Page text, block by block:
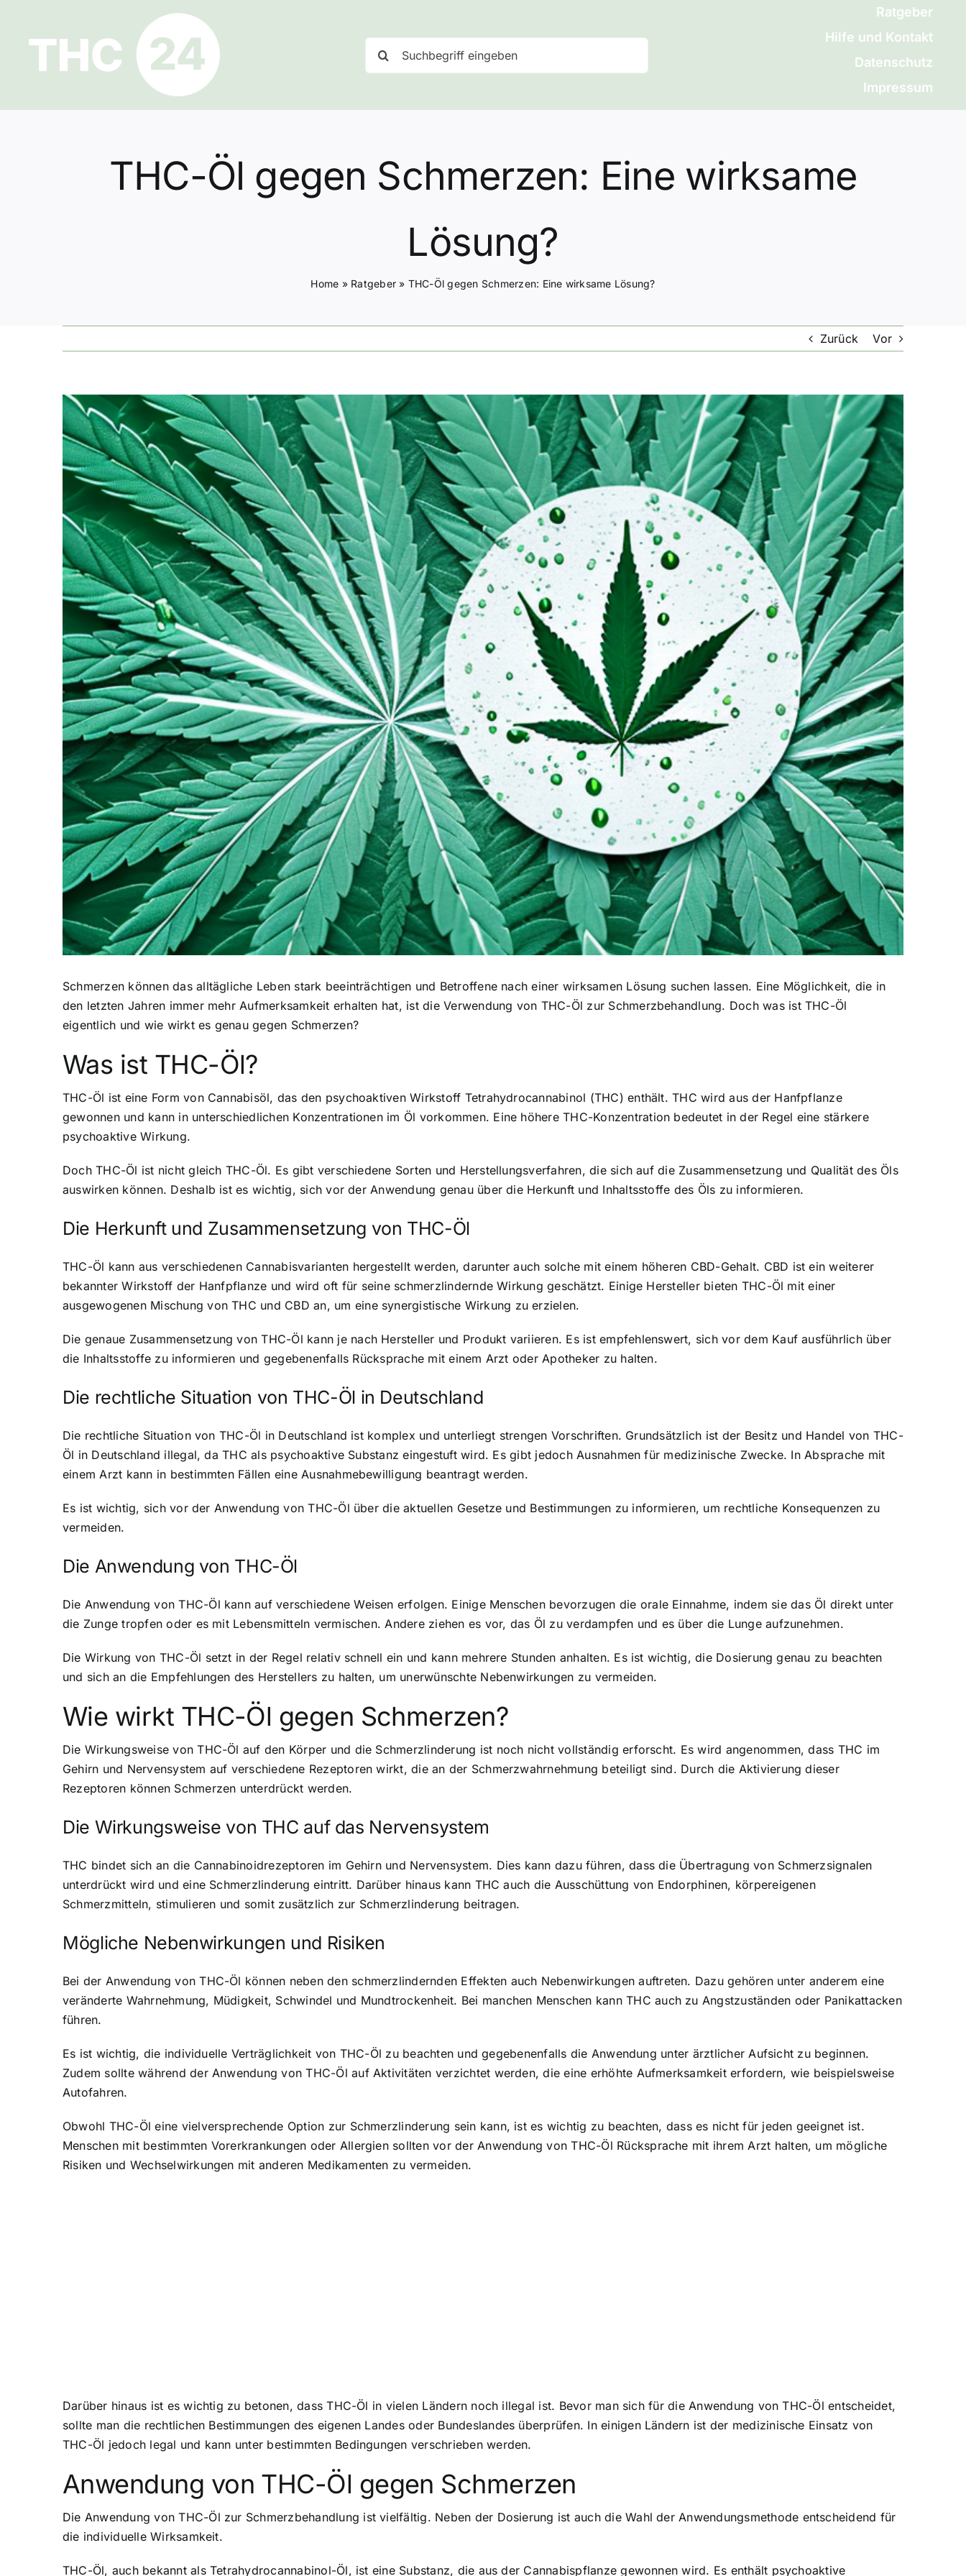
springen
nach:
Ratgeber
Hilfe und Kontakt
Datenschutz
Impressum
THC-Öl gegen Schmerzen: Eine wirksame
Lösung?
Home » Ratgeber » THC-Öl gegen Schmerzen: Eine wirksame Lösung?
Zurück Vor
Zeige
grösseres
Bild
Schmerzen können das alltägliche Leben stark beeinträchtigen und Betroffene nach einer wirksamen Lösung suchen lassen. Eine Möglichkeit, die in
den letzten Jahren immer mehr Aufmerksamkeit erhalten hat, ist die Verwendung von THC-Öl zur Schmerzbehandlung. Doch was ist THC-Öl
eigentlich und wie wirkt es genau gegen Schmerzen?
Was ist THC-Öl?
THC-Öl ist eine Form von Cannabisöl, das den psychoaktiven Wirkstoff Tetrahydrocannabinol (THC) enthält. THC wird aus der Hanfpflanze
gewonnen und kann in unterschiedlichen Konzentrationen im Öl vorkommen. Eine höhere THC-Konzentration bedeutet in der Regel eine stärkere
psychoaktive Wirkung.
Doch THC-Öl ist nicht gleich THC-Öl. Es gibt verschiedene Sorten und Herstellungsverfahren, die sich auf die Zusammensetzung und Qualität des Öls
auswirken können. Deshalb ist es wichtig, sich vor der Anwendung genau über die Herkunft und Inhaltsstoffe des Öls zu informieren.
Die Herkunft und Zusammensetzung von THC-Öl
THC-Öl kann aus verschiedenen Cannabisvarianten hergestellt werden, darunter auch solche mit einem höheren CBD-Gehalt. CBD ist ein weiterer
bekannter Wirkstoff der Hanfpflanze und wird oft für seine schmerzlindernde Wirkung geschätzt. Einige Hersteller bieten THC-Öl mit einer
ausgewogenen Mischung von THC und CBD an, um eine synergistische Wirkung zu erzielen.
Die genaue Zusammensetzung von THC-Öl kann je nach Hersteller und Produkt variieren. Es ist empfehlenswert, sich vor dem Kauf ausführlich über
die Inhaltsstoffe zu informieren und gegebenenfalls Rücksprache mit einem Arzt oder Apotheker zu halten.
Die rechtliche Situation von THC-Öl in Deutschland
Die rechtliche Situation von THC-Öl in Deutschland ist komplex und unterliegt strengen Vorschriften. Grundsätzlich ist der Besitz und Handel von THC-
Öl in Deutschland illegal, da THC als psychoaktive Substanz eingestuft wird. Es gibt jedoch Ausnahmen für medizinische Zwecke. In Absprache mit
einem Arzt kann in bestimmten Fällen eine Ausnahmebewilligung beantragt werden.
Es ist wichtig, sich vor der Anwendung von THC-Öl über die aktuellen Gesetze und Bestimmungen zu informieren, um rechtliche Konsequenzen zu
vermeiden.
Die Anwendung von THC-Öl
Die Anwendung von THC-Öl kann auf verschiedene Weisen erfolgen. Einige Menschen bevorzugen die orale Einnahme, indem sie das Öl direkt unter
die Zunge tropfen oder es mit Lebensmitteln vermischen. Andere ziehen es vor, das Öl zu verdampfen und es über die Lunge aufzunehmen.
Die Wirkung von THC-Öl setzt in der Regel relativ schnell ein und kann mehrere Stunden anhalten. Es ist wichtig, die Dosierung genau zu beachten
und sich an die Empfehlungen des Herstellers zu halten, um unerwünschte Nebenwirkungen zu vermeiden.
Wie wirkt THC-Öl gegen Schmerzen?
Die Wirkungsweise von THC-Öl auf den Körper und die Schmerzlinderung ist noch nicht vollständig erforscht. Es wird angenommen, dass THC im
Gehirn und Nervensystem auf verschiedene Rezeptoren wirkt, die an der Schmerzwahrnehmung beteiligt sind. Durch die Aktivierung dieser
Rezeptoren können Schmerzen unterdrückt werden.
Die Wirkungsweise von THC auf das Nervensystem
THC bindet sich an die Cannabinoidrezeptoren im Gehirn und Nervensystem. Dies kann dazu führen, dass die Übertragung von Schmerzsignalen
unterdrückt wird und eine Schmerzlinderung eintritt. Darüber hinaus kann THC auch die Ausschüttung von Endorphinen, körpereigenen
Schmerzmitteln, stimulieren und somit zusätzlich zur Schmerzlinderung beitragen.
Mögliche Nebenwirkungen und Risiken
Bei der Anwendung von THC-Öl können neben den schmerzlindernden Effekten auch Nebenwirkungen auftreten. Dazu gehören unter anderem eine
veränderte Wahrnehmung, Müdigkeit, Schwindel und Mundtrockenheit. Bei manchen Menschen kann THC auch zu Angstzuständen oder Panikattacken
führen.
Es ist wichtig, die individuelle Verträglichkeit von THC-Öl zu beachten und gegebenenfalls die Anwendung unter ärztlicher Aufsicht zu beginnen.
Zudem sollte während der Anwendung von THC-Öl auf Aktivitäten verzichtet werden, die eine erhöhte Aufmerksamkeit erfordern, wie beispielsweise
Autofahren.
Obwohl THC-Öl eine vielversprechende Option zur Schmerzlinderung sein kann, ist es wichtig zu beachten, dass es nicht für jeden geeignet ist.
Menschen mit bestimmten Vorerkrankungen oder Allergien sollten vor der Anwendung von THC-Öl Rücksprache mit ihrem Arzt halten, um mögliche
Risiken und Wechselwirkungen mit anderen Medikamenten zu vermeiden.
Darüber hinaus ist es wichtig zu betonen, dass THC-Öl in vielen Ländern noch illegal ist. Bevor man sich für die Anwendung von THC-Öl entscheidet,
sollte man die rechtlichen Bestimmungen des eigenen Landes oder Bundeslandes überprüfen. In einigen Ländern ist der medizinische Einsatz von
THC-Öl jedoch legal und kann unter bestimmten Bedingungen verschrieben werden.
Anwendung von THC-Öl gegen Schmerzen
Die Anwendung von THC-Öl zur Schmerzbehandlung ist vielfältig. Neben der Dosierung ist auch die Wahl der Anwendungsmethode entscheidend für
die individuelle Wirksamkeit.
THC-Öl, auch bekannt als Tetrahydrocannabinol-Öl, ist eine Substanz, die aus der Cannabispflanze gewonnen wird. Es enthält psychoaktive